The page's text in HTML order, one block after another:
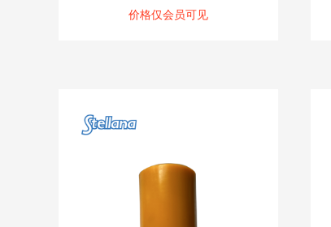
价格仅会员可见